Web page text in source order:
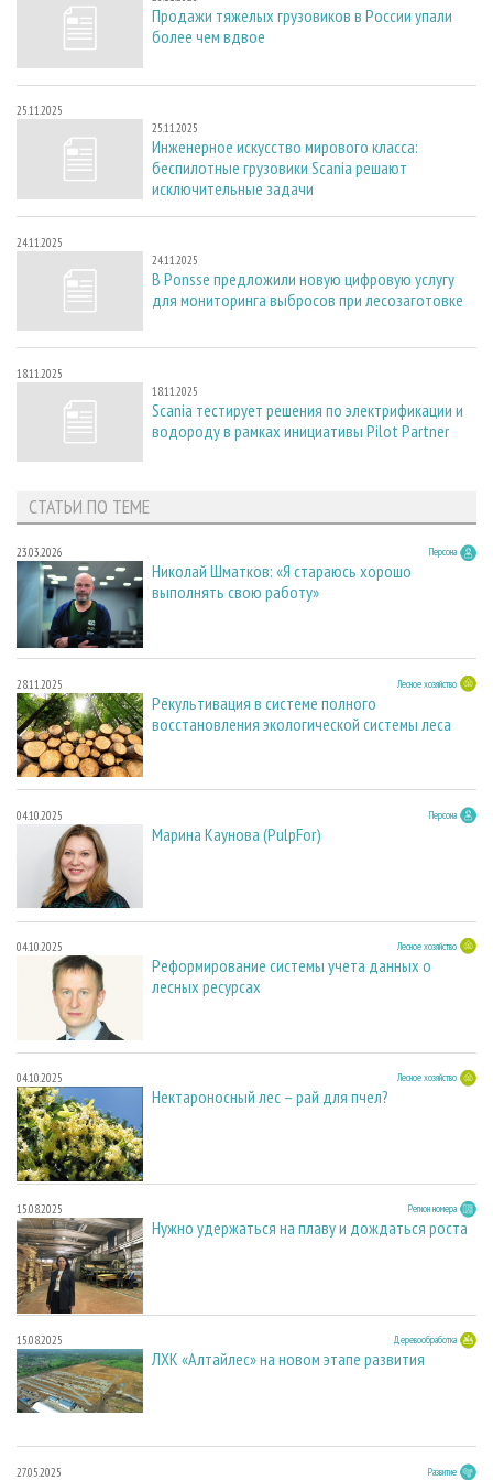
Продажи тяжелых грузовиков в России упали
более чем вдвое
25.11.2025
25.11.2025
Инженерное искусство мирового класса:
беспилотные грузовики Scania решают
исключительные задачи
24.11.2025
24.11.2025
В Ponsse предложили новую цифровую услугу
для мониторинга выбросов при лесозаготовке
18.11.2025
18.11.2025
Scania тестирует решения по электрификации и
водороду в рамках инициативы Pilot Partner
СТАТЬИ ПО ТЕМЕ
23.03.2026 Персона
Николай Шматков: «Я стараюсь хорошо
выполнять свою работу»
28.11.2025 Лесное хозяйство
Рекультивация в системе полного
восстановления экологической системы леса
04.10.2025 Персона
Марина Каунова (PulpFor)
04.10.2025 Лесное хозяйство
Реформирование системы учета данных о
лесных ресурсах
04.10.2025 Лесное хозяйство
Нектароносный лес – рай для пчел?
15.08.2025 Регион номера
Нужно удержаться на плаву и дождаться роста
15.08.2025 Деревообработка
ЛХК «Алтайлес» на новом этапе развития
27.05.2025 Развитие